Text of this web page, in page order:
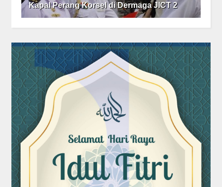
Kapal Perang Korsel di Dermaga JICT 2